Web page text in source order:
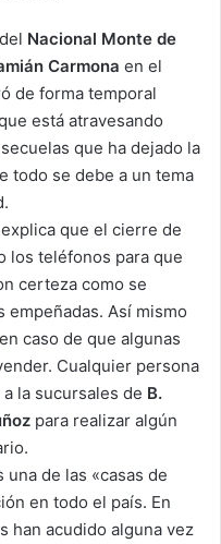
Nacional Monte de
Carmona en el
de forma temporal
está atravesando
que ha dejado la
todo se debe a un tema
que el cierre de
los teléfonos para que
certeza como se
empeñadas. Así mismo
caso de que algunas
Cualquier persona
la sucursales de B.
para realizar algún
una de las «casas de
en todo el país. En
han acudido alguna vez